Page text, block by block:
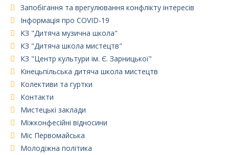
Запобігання та врегулювання конфлікту інтересів
Інформація про COVID-19
КЗ "Дитяча музична школа"
КЗ "Дитяча школа мистецтв"
КЗ "Центр культури ім. Є. Зарницької"
Кінецьпільська дитяча школа мистецтв
Колективи та гуртки
Контакти
Мистецькі заклади
Міжконфесійні відносини
Міс Первомайська
Молодіжна політика